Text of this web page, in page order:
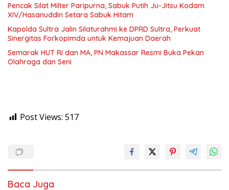
Pencak Silat Milter Paripurna, Sabuk Putih Ju-Jitsu Kodam
XIV/Hasanuddin Setara Sabuk Hitam
Kapolda Sultra Jalin Silaturahmi ke DPRD Sultra, Perkuat
Sinergitas Forkopimda untuk Kemajuan Daerah
Semarak HUT RI dan MA, PN Makassar Resmi Buka Pekan
Olahraga dan Seni
Post Views: 517
Baca Juga